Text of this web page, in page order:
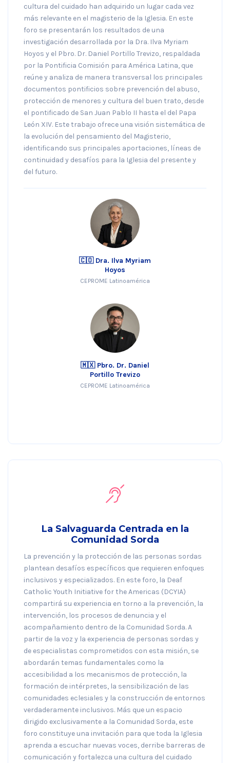
cultura del cuidado han adquirido un lugar cada vez
más relevante en el magisterio de la Iglesia. En este
foro se presentarán los resultados de una
investigación desarrollada por la Dra. Ilva Myriam
Hoyos y el Pbro. Dr. Daniel Portillo Trevizo, respaldada
por la Pontificia Comisión para América Latina, que
reúne y analiza de manera transversal los principales
documentos pontificios sobre prevención del abuso,
protección de menores y cultura del buen trato, desde
el pontificado de San Juan Pablo II hasta el del Papa
León XIV. Este trabajo ofrece una visión sistemática de
la evolución del pensamiento del Magisterio,
identificando sus principales aportaciones, líneas de
continuidad y desafíos para la Iglesia del presente y
del futuro.
🇨🇴 Dra. Ilva Myriam
Hoyos
CEPROME Latinoamérica
🇲🇽 Pbro. Dr. Daniel
Portillo Trevizo
CEPROME Latinoamérica
La Salvaguarda Centrada en la
Comunidad Sorda
La prevención y la protección de las personas sordas
plantean desafíos específicos que requieren enfoques
inclusivos y especializados. En este foro, la Deaf
Catholic Youth Initiative for the Americas (DCYIA)
compartirá su experiencia en torno a la prevención, la
intervención, los procesos de denuncia y el
acompañamiento dentro de la Comunidad Sorda. A
partir de la voz y la experiencia de personas sordas y
de especialistas comprometidos con esta misión, se
abordarán temas fundamentales como la
accesibilidad a los mecanismos de protección, la
formación de intérpretes, la sensibilización de las
comunidades eclesiales y la construcción de entornos
verdaderamente inclusivos. Más que un espacio
dirigido exclusivamente a la Comunidad Sorda, este
foro constituye una invitación para que toda la Iglesia
aprenda a escuchar nuevas voces, derribe barreras de
comunicación y fortalezca una cultura del cuidado